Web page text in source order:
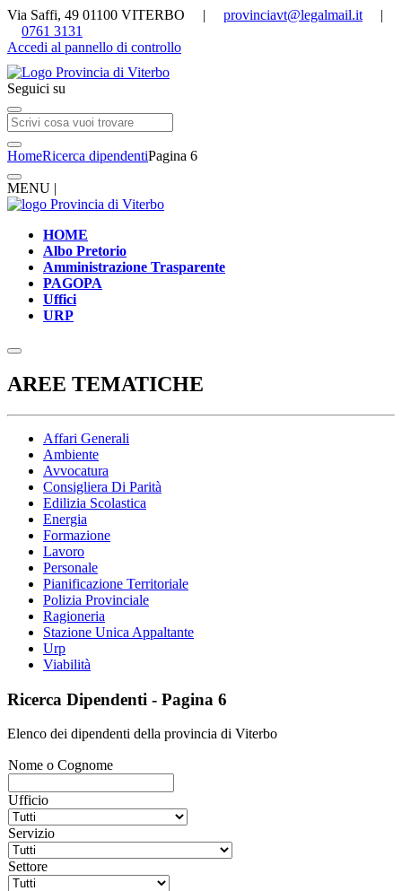
Via Saffi, 49 01100 VITERBO | provinciavt@legalmail.it |
0761 3131
Accedi al pannello di controllo
Seguici su
HomeRicerca dipendentiPagina 6
MENU |
HOME
Albo Pretorio
Amministrazione Trasparente
PAGOPA
Uffici
URP
AREE TEMATICHE
Affari Generali
Ambiente
Avvocatura
Consigliera Di Parità
Edilizia Scolastica
Energia
Formazione
Lavoro
Personale
Pianificazione Territoriale
Polizia Provinciale
Ragioneria
Stazione Unica Appaltante
Urp
Viabilità
Ricerca Dipendenti - Pagina 6
Elenco dei dipendenti della provincia di Viterbo
Nome o Cognome
Ufficio
Servizio
Settore